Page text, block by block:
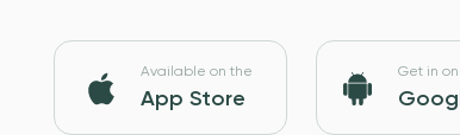
Available on the
App Store
Get in on